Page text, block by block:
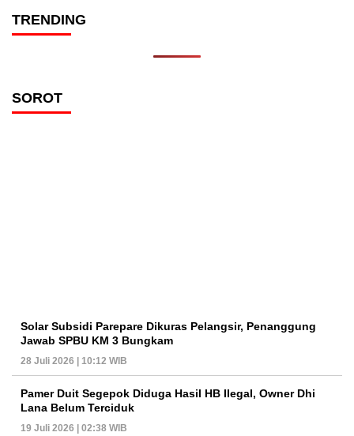
TRENDING
SOROT
Solar Subsidi Parepare Dikuras Pelangsir, Penanggung
Jawab SPBU KM 3 Bungkam
28 Juli 2026 | 10:12 WIB
Pamer Duit Segepok Diduga Hasil HB Ilegal, Owner Dhi
Lana Belum Terciduk
19 Juli 2026 | 02:38 WIB